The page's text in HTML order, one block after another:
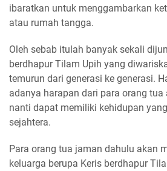
ibaratkan untuk menggambarkan
atau rumah tangga.
Oleh sebab itulah banyak sekali
berdhapur Tilam Upih yang
temurun dari generasi ke generasi.
adanya harapan dari para orang tua
nanti dapat memiliki kehidupan
sejahtera.
Para orang tua jaman dahulu akan
keluarga berupa Keris berdhapur